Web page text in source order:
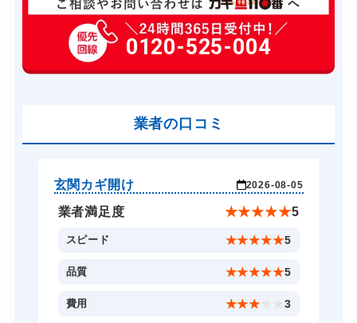
玄関カギ修理 6,600円～(税込)
玄関カギ交換 14,300円～(税込)
車カギ開け 13,200円～(税込)
ドアノブカギ開け 10,780円～(税込)
ドアノブカギ交換 11,000円～(税込)
0120-525-004
業者の口コミ
玄関カギ開け 2026-08-05
業者満足度 ★★★★★5
スピード ★★★★★5
品質 ★★★★★5
費用 ★★★ 3